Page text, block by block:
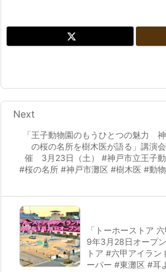
「王子動物園のもうひとつの魅力
の桜の名所を樹木医が語る」講演
催 3月23日（土） #神戸市立王子
#桜の名所 #神戸市灘区 #樹木医 #動物
Next
「トーホーストア
9年3月28日オープ
トア #六甲アイラ
ーパー #東灘区 #耳